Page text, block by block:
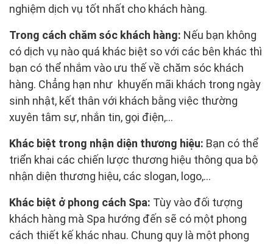
nghiệm dịch vụ tốt nhất cho khách hàng.
Trong cách chăm sóc khách hàng: Nếu bạn không
có dịch vụ nào quá khác biệt so với các bên khác thì
bạn có thể nhắm vào ưu thế về chăm sóc khách
hàng. Chẳng hạn như khuyến mãi khách trong ngày
sinh nhật, kết thân với khách bằng việc thường
xuyên tâm sự, nhắn tin, gọi điện,...
Khác biệt trong nhận diện thương hiệu: Bạn có thể
triển khai các chiến lược thương hiệu thông qua bộ
nhận diện thương hiệu, các slogan, logo,...
Khác biệt ở phong cách Spa: Tùy vào đối tượng
khách hàng mà Spa hướng đến sẽ có một phong
cách thiết kế khác nhau. Chung quy là một phong